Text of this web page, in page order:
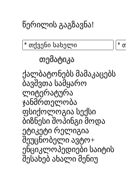
წერილის გაგზავნა!
თემატიკა
ქალბატონებს მამაკაცებს
ბავშვთა სამყარო
ლიტერატურა
ჯანმრთელობა
ფსიქოლოგია სექსი
ბიზნესი შოპინგი მოდა
ეტიკეტი რელიგია
შეუცნობელი ავტო+
ენციკლოპედიები საიტის
შესახებ ახალი მენიუ